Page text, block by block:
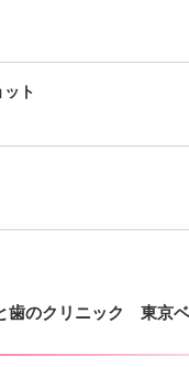
ト
歯のクリニック 東京